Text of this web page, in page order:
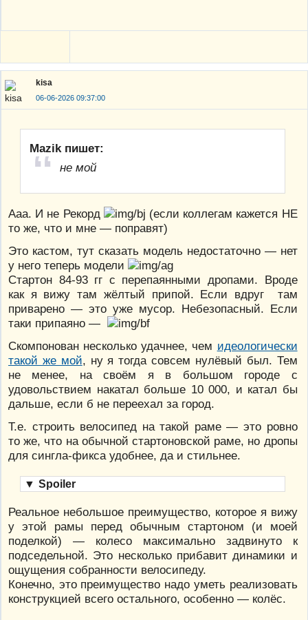
kisa
06-06-2026 09:37:00
Mazik пишет:
не мой
Ааа. И не Рекорд
(если коллегам кажется НЕ
то же, что и мне — поправят)
Это кастом, тут сказать модель недостаточно — нет
у него теперь модели
Стартон 84-93 гг с перепаянными дропами. Вроде
как я вижу там жёлтый припой. Если вдруг там
приварено — это уже мусор. Небезопасный. Если
таки припаяно —
Скомпонован несколько удачнее, чем идеологически
такой же мой, ну я тогда совсем нулёвый был. Тем
не менее, на своём я в большом городе с
удовольствием накатал больше 10 000, и катал бы
дальше, если б не переехал за город.
Т.е. строить велосипед на такой раме — это ровно
то же, что на обычной стартоновской раме, но дропы
для сингла-фикса удобнее, да и стильнее.
▼ Spoiler
Реальное небольшое преимущество, которое я вижу
у этой рамы перед обычным стартоном (и моей
поделкой) — колесо максимально задвинуто к
подседельной. Это несколько прибавит динамики и
ощущения собранности велосипеду.
Конечно, это преимущество надо уметь реализовать
конструкцией всего остального, особенно — колёс.